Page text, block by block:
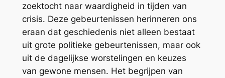
zoektocht naar waardigheid in tijden van
crisis. Deze gebeurtenissen herinneren ons
eraan dat geschiedenis niet alleen bestaat
uit grote politieke gebeurtenissen, maar ook
uit de dagelijkse worstelingen en keuzes
van gewone mensen. Het begrijpen van